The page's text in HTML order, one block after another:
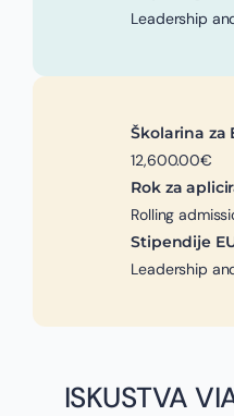
Leadership
Školarina za
12,600.00€
Rok za
Rolling
Stipendije
Leadership
ISKUSTVA